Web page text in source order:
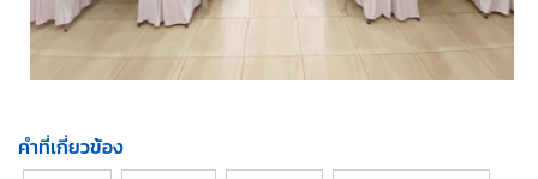
คำที่เกี่ยวข้อง